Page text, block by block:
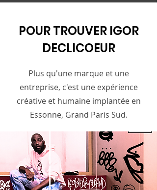
POUR TROUVER IGOR
DECLICOEUR
Plus qu'une marque et une
entreprise, c'est une expérience
créative et humaine implantée en
Essonne, Grand Paris Sud.